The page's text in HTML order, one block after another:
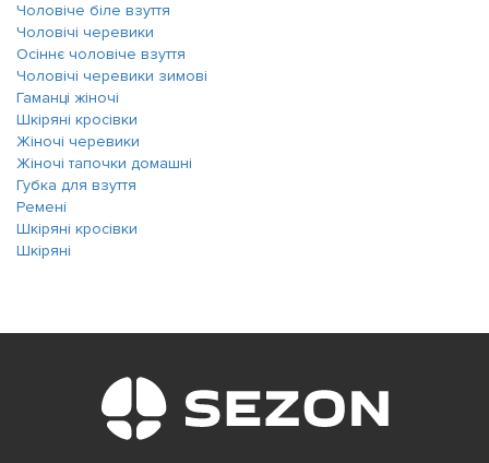
Чоловіче біле взуття
Чоловічі черевики
Осіннє чоловіче взуття
Чоловічі черевики зимові
Гаманці жіночі
Шкіряні кросівки
Жіночі черевики
Жіночі тапочки домашні
Губка для взуття
Ремені
Шкіряні кросівки
Шкіряні